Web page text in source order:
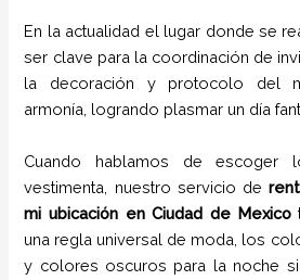
En la actualidad el lugar donde se
ser clave para la coordinación de
la decoración y protocolo del
armonía, logrando plasmar un día
Cuando hablamos de escoger
vestimenta, nuestro servicio de
mi ubicación enCiudad de Mexico
una regla universal de moda, los
y colores oscuros para la noche